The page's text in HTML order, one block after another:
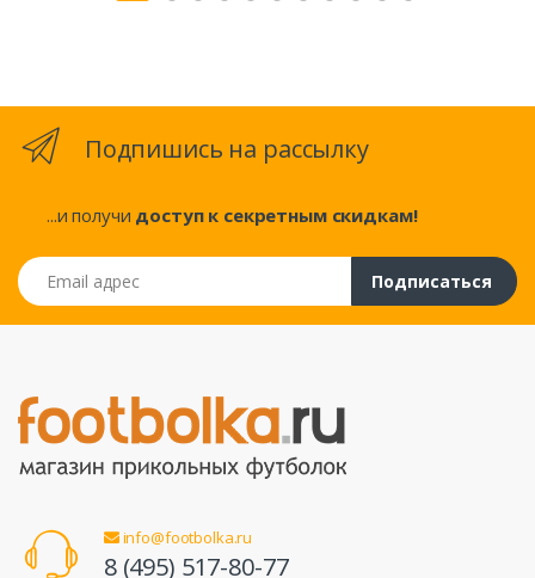
Подпишись на рассылку
...и получи доступ к секретным скидкам!
Email адрес
Подписаться
info@footbolka.ru
8 (495) 517-80-77